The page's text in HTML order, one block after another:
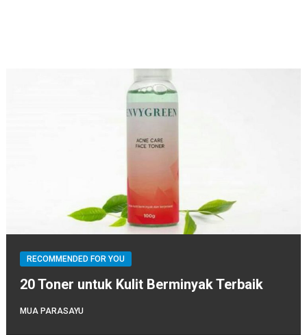
RECOMMENDED FOR YOU
20 Toner untuk Kulit Berminyak Terbaik
MUA PARASAYU